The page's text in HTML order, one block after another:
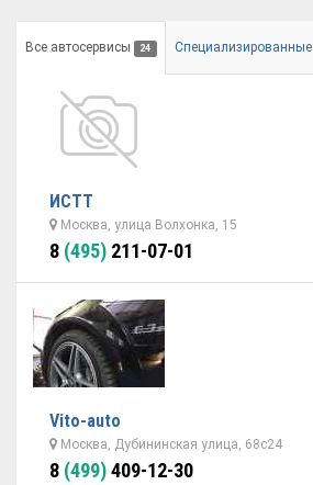
Все автосервисы 24 Специализированные
ИСТТ
Москва, улица Волхонка, 15
8 (495) 211-07-01
Vito-auto
Москва, Дубининская улица, 68с24
8 (499)409-12-30